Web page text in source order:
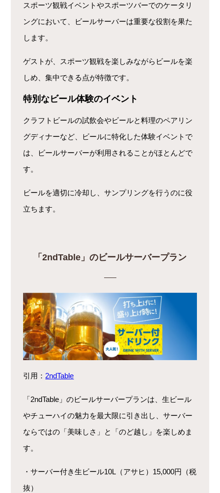
スポーツ観戦イベントやスポーツバーでのケータリ
ングにおいて、ビールサーバーは重要な役割を果た
します。
ゲストが、スポーツ観戦を楽しみながらビールを楽
しめ、集中できる点が特徴です。
特別なビール体験のイベント
クラフトビールの試飲会やビールと料理のペアリン
グディナーなど、ビールに特化した体験イベントで
は、ビールサーバーが利用されることがほとんどで
す。
ビールを適切に冷却し、サンプリングを行うのに役
立ちます。
「2ndTable」のビールサーバープラン
引用：2ndTable
「2ndTable」のビールサーバープランは、生ビール
やチューハイの魅力を最大限に引き出し、サーバー
ならではの「美味しさ」と「のど越し」を楽しめま
す。
・サーバー付き生ビール10L（アサヒ）15,000円（税
抜）